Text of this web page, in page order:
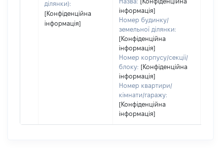
ділянки):
[Конфіденційна
інформація]
інформація]
Номер будинку/
земельної ділянки:
[Конфіденційна
інформація]
Номер корпусу/секції/
блоку: [Конфіденційна
інформація]
Номер квартири/
кімнати/гаражу:
[Конфіденційна
інформація]